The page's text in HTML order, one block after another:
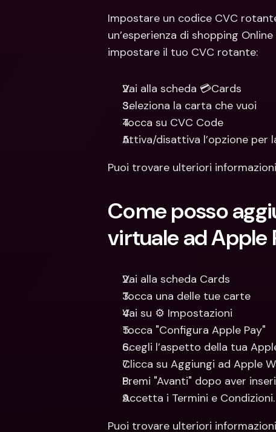
Impostare un codice CVC
un’esperienza di shopping
impostare il tuo CVC rotante:
Vai alla scheda 💳Cards
Seleziona la carta che vuoi
Tocca su CVC Code
Attiva/disattiva l’opzione per
Puoi trovare ulteriori informazioni
Come posso
virtuale ad Apple
Vai alla scheda Cards
Tocca una delle tue carte
Vai su ⚙️ Impostazioni
Tocca "Configura Apple Pay"
Scegli l’aspetto della tua
Clicca su Aggiungi ad Apple
Premi "Avanti" dopo aver
Accetta i Termini e Condizioni.
Puoi trovare ulteriori